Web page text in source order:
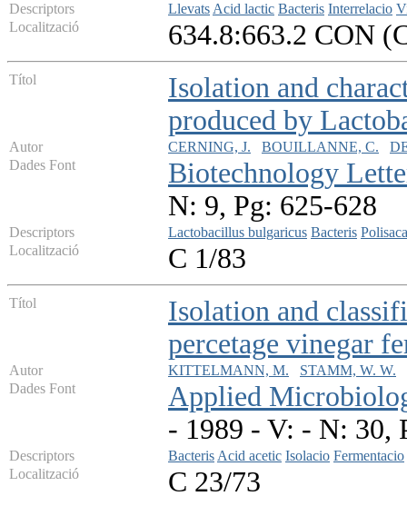
Descriptors LlevatsAcid lactic Bacteris Interrelacio
Localització
634.8:663.2 CON
Títol
Isolation and
produced by
Autor CERNING, J. BOUILLANNE, C.
Dades Font
Biotechnology
N: 9, Pg: 625-628
Descriptors Lactobacillus bulgaricus Bacteris
Localització
C 1/83
Títol
Isolation and
percetage vinegar
Autor KITTELMANN, M.
STAMM, W. W.
Dades Font
Applied
- 1989 - V: - N: 30,
Descriptors BacterisAcid acetic Isolacio Fermentacio
Localització
C 23/73